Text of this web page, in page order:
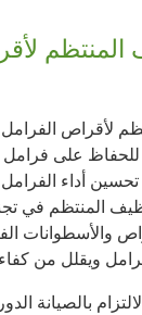
المنتظم
لأقراص
على فرامل
أداء
المنتظم في
والأسطوانات
ويقلل من
بالصيانة